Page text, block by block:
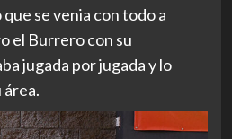
se venia con todo a
el Burrero con su
jugada por jugada y lo
área.